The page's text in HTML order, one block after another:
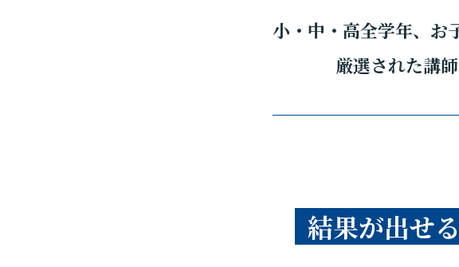
小・中・高全学年、お
厳選された講
結果が出せ